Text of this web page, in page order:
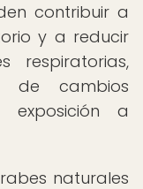
contribuir a
y a reducir
respiratorias,
de cambios
a
naturales